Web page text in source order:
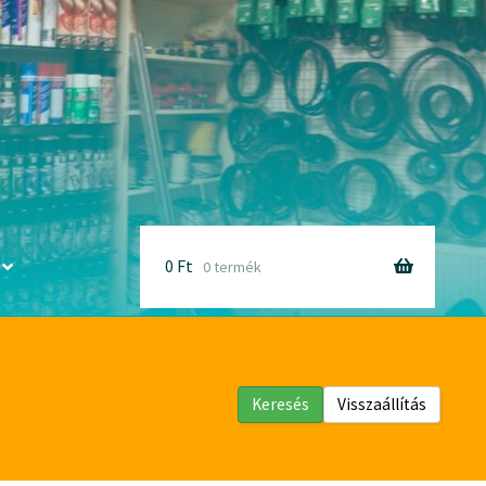
0 Ft 0 termék
Keresés Visszaállítás